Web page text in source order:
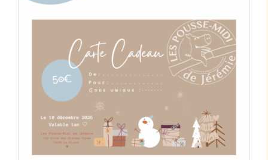
CHOIX DES OPTIONS CE
PRODUIT
A
PLUSIEURS
VARIATIONS.
LES
PEUVENT
ÊTRE
CHOISIES
SUR
LA
PAGE
/
DÉTAILS